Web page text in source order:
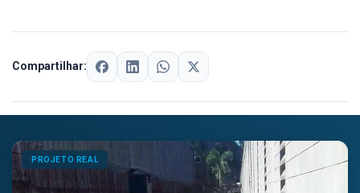
Compartilhar:
PROJETO REAL